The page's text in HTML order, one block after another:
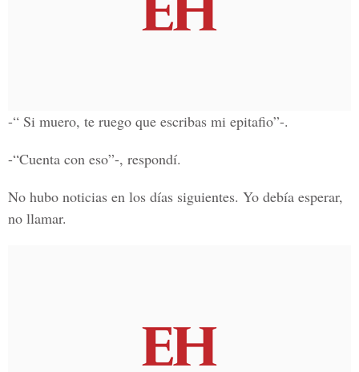
-“ Si muero, te ruego que escribas mi epitafio”-.
-“Cuenta con eso”-, respondí.
No hubo noticias en los días siguientes. Yo debía esperar,
no llamar.